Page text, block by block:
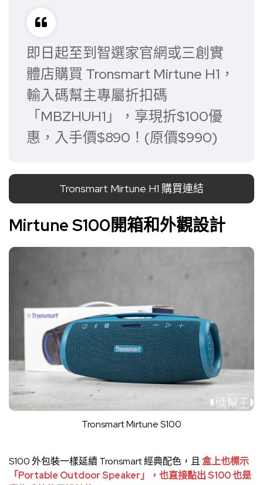
即日起至到智選家官網或三創實
體店購買 Tronsmart Mirtune H1，
輸入碼幫主專屬折扣碼
「MBZHUH1」，享現折$100優
惠，入手價$890！(原價$990)
Tronsmart Mirtune H1 購買連結
Mirtune S100開箱和外觀設計
Tronsmart Mirtune S100
S100 外包裝一樣延續 Tronsmart 經典配色，且盒上也標示
「Portable Outdoor Speaker」，也直接點出 S100 也是